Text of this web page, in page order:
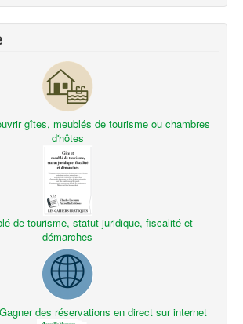
gîtes, meublés de tourisme ou chambres
d'hôtes
de tourisme, statut juridique, fiscalité et
démarches
des réservations en direct sur internet